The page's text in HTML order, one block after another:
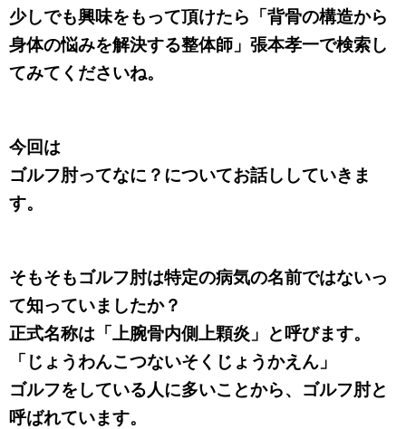
少しでも興味をもって頂けたら「背骨の構造から
身体の悩みを解決する整体師」張本孝一で検索し
てみてくださいね。
今回は
ゴルフ肘ってなに？についてお話ししていきま
す。
そもそもゴルフ肘は特定の病気の名前ではないっ
て知っていましたか？
正式名称は「上腕骨内側上顆炎」と呼びます。
「じょうわんこつないそくじょうかえん 」
ゴルフをしている人に多いことから、ゴルフ肘と
呼ばれています。